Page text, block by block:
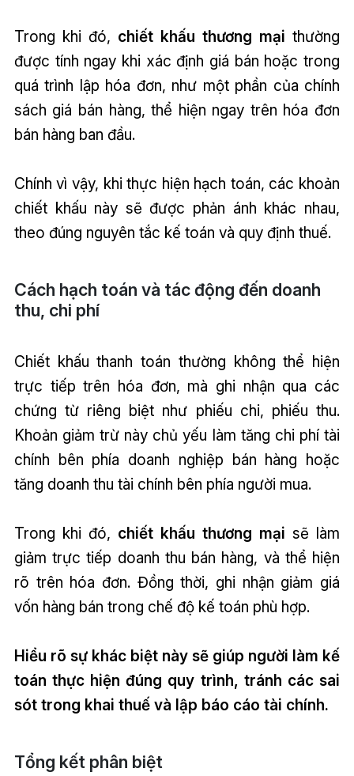
Trong khi đó, chiết khấu thương mại thường
được tính ngay khi xác định giá bán hoặc trong
quá trình lập hóa đơn, như một phần của chính
sách giá bán hàng, thể hiện ngay trên hóa đơn
bán hàng ban đầu.
Chính vì vậy, khi thực hiện hạch toán, các khoản
chiết khấu này sẽ được phản ánh khác nhau,
theo đúng nguyên tắc kế toán và quy định thuế.
Cách hạch toán và tác động đến doanh
thu, chi phí
Chiết khấu thanh toán thường không thể hiện
trực tiếp trên hóa đơn, mà ghi nhận qua các
chứng từ riêng biệt như phiếu chi, phiếu thu.
Khoản giảm trừ này chủ yếu làm tăng chi phí tài
chính bên phía doanh nghiệp bán hàng hoặc
tăng doanh thu tài chính bên phía người mua.
Trong khi đó, chiết khấu thương mại sẽ làm
giảm trực tiếp doanh thu bán hàng, và thể hiện
rõ trên hóa đơn. Đồng thời, ghi nhận giảm giá
vốn hàng bán trong chế độ kế toán phù hợp.
Hiểu rõ sự khác biệt này sẽ giúp người làm kế
toán thực hiện đúng quy trình, tránh các sai
sót trong khai thuế và lập báo cáo tài chính.
Tổng kết phân biệt